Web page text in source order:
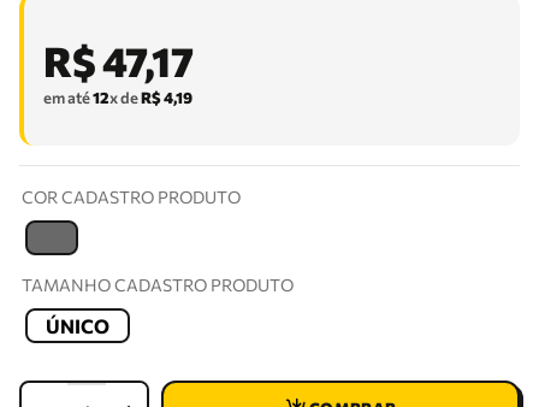
R$47,17
em até12x deR$4,19
COR CADASTRO PRODUTO
TAMANHO CADASTRO PRODUTO
ÚNICO